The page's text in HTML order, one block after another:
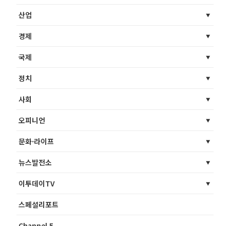
산업
경제
국제
정치
사회
오피니언
문화·라이프
뉴스발전소
이투데이TV
스페셜리포트